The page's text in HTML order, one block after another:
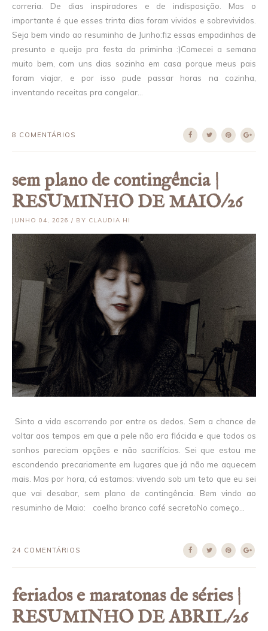
correria. De dias inspiradores e de indisposição. Mas o
importante é que esses trinta dias foram vividos e sobrevividos.
Seja bem vindo ao resuminho de Junho:fiz essas empadinhas de
presunto e queijo pra festa da priminha :)Comecei a semana
muito bem, com uns dias sozinha em casa porque meus pais
foram viajar, e por isso pude passar horas na cozinha,
inventando receitas pra congelar...
8 COMENTÁRIOS
sem plano de contingência |
RESUMINHO DE MAIO/26
JUNHO 04, 2026 / BY CLAUDIA HI
Sinto a vida escorrendo por entre os dedos. Sem a chance de
voltar aos tempos em que a pele não era flácida e que todos os
sonhos pareciam opções e não sacrifícios. Sei que estou me
escondendo precariamente em lugares que já não me aquecem
mais. Mas por hora, cá estamos: vivendo sob um teto que eu sei
que vai desabar, sem plano de contingência. Bem vindo ao
resuminho de Maio: coelho branco café secretoNo começo...
24 COMENTÁRIOS
feriados e maratonas de séries |
RESUMINHO DE ABRIL/26